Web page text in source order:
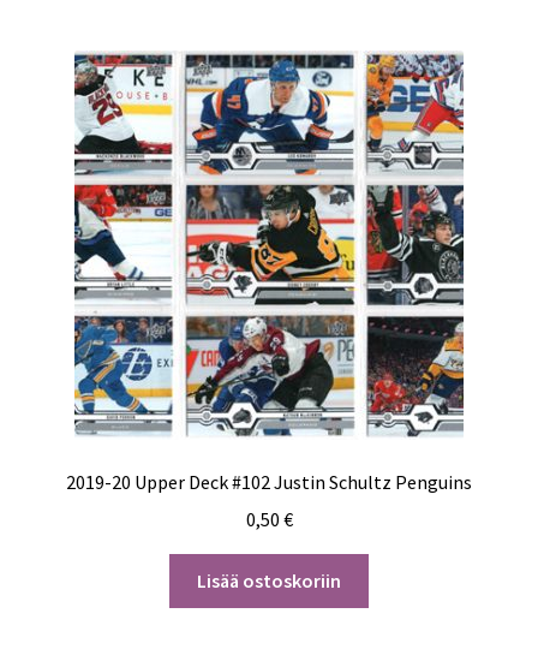
2019-20 Upper Deck #102 Justin Schultz Penguins
0,50 €
Lisää ostoskoriin